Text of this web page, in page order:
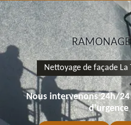
RAMONAGE
Nettoyage de façade La
Nous intervenons 24h/
d'urgence